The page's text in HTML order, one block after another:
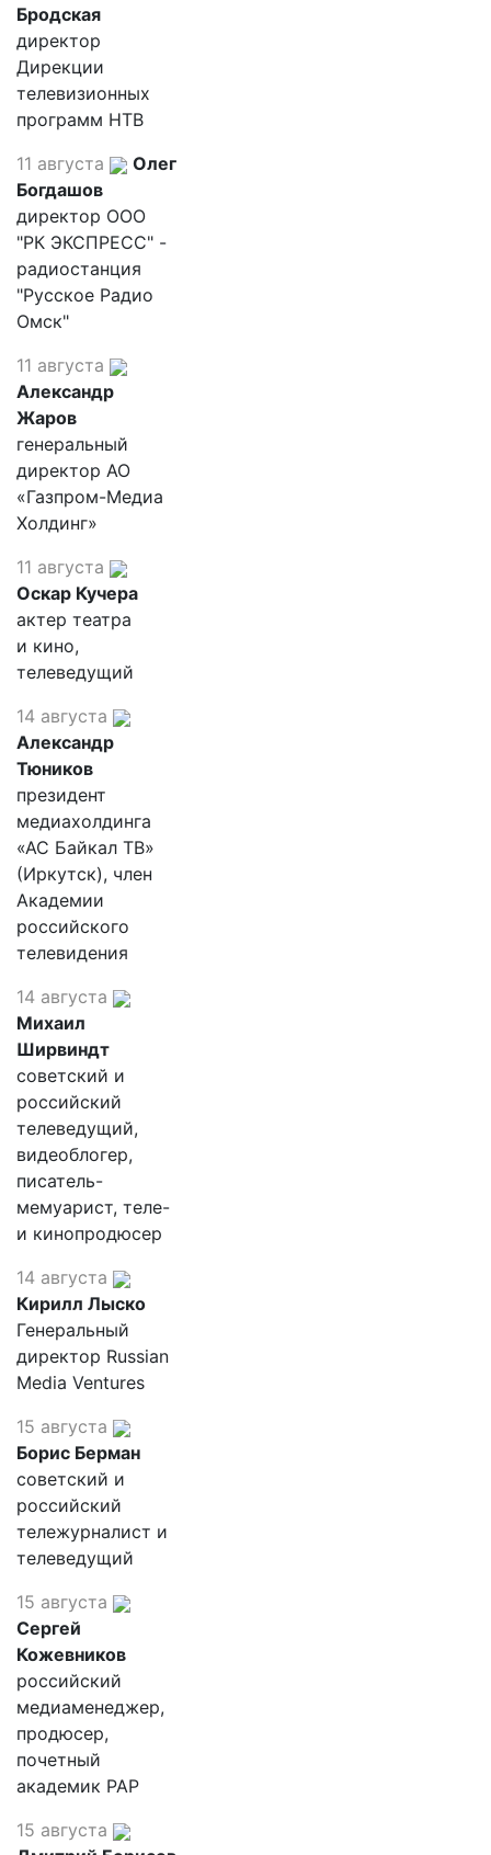
Бродская
директор
Дирекции
телевизионных
программ НТВ
11 августа
Олег
Богдашов
директор ООО
"РК ЭКСПРЕСС" -
радиостанция
"Русское Радио
Омск"
11 августа
Александр
Жаров
генеральный
директор АО
«Газпром-Медиа
Холдинг»
11 августа
Оскар Кучера
актер театра
и кино,
телеведущий
14 августа
Александр
Тюников
президент
медиахолдинга
«АС Байкал ТВ»
(Иркутск), член
Академии
российского
телевидения
14 августа
Михаил
Ширвиндт
советский и
российский
телеведущий,
видеоблогер,
писатель-
мемуарист, теле-
и кинопродюсер
14 августа
Кирилл Лыско
Генеральный
директор Russian
Media Ventures
15 августа
Борис Берман
советский и
российский
тележурналист и
телеведущий
15 августа
Сергей
Кожевников
российский
медиаменеджер,
продюсер,
почетный
академик РАР
15 августа